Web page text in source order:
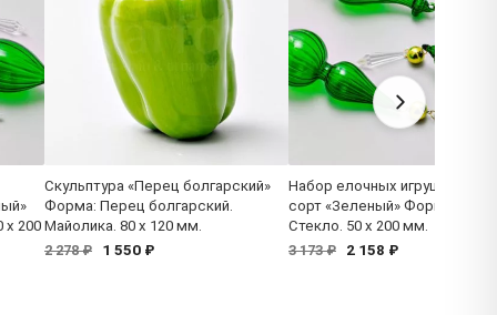
x 200
Скульптура «Перец болгарский»
Форма: Перец болгарский.
Майолика. 80 x 120 мм.
2 278 ₽
1 550 ₽
Набор елочных игрушек
сорт «Зеленый» Форма:
Стекло. 50 x 200 мм.
3 173 ₽
2 158 ₽